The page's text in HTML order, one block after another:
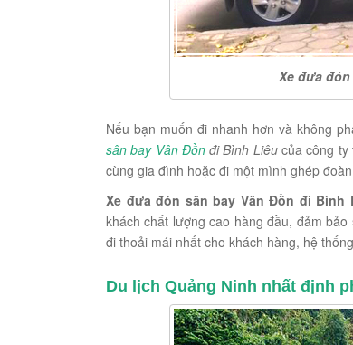
Xe đưa
Nếu bạn muốn đi nhanh hơn và không
sân bay Vân Đồnđi Bình Liêucủa công ty
cùng gia đình hoặc đi một mình ghép
Xe đưa đón sân bay Vân Đồn đi Bình
khách chất lượng cao hàng đầu, đảm
đi thoải mái nhất cho khách hàng, hệ
Du lịch Quảng Ninh nhất định